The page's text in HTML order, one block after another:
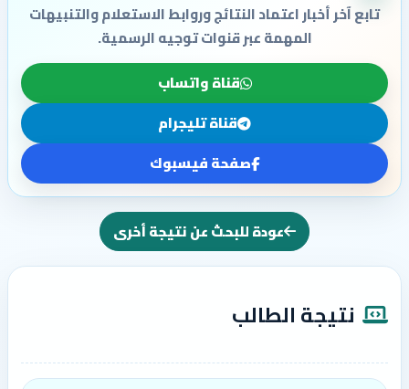
تابع آخر أخبار اعتماد النتائج وروابط الاستعلام والتنبيهات
المهمة عبر قنوات توجيه الرسمية.
قناة واتساب
قناة تليجرام
صفحة فيسبوك
عودة للبحث عن نتيجة أخرى
نتيجة الطالب